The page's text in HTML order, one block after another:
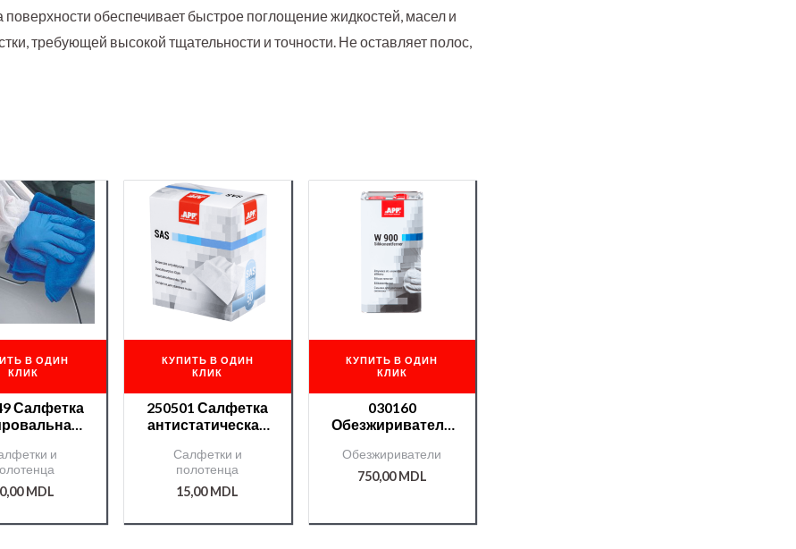
обеспечивает быстрое поглощение жидкостей, масел и
требующей высокой тщательности и точности. Не оставляет полос,
В ОДИН
КЛИК
Салфетка
синяя и
MDL
КУПИТЬ В ОДИН
КЛИК
250501 Салфетка
антистатическая
Салфетки и
полотенца
15,00MDL
КУПИТЬ В ОДИН
КЛИК
030160
Обезжириватель
Обезжириватели
750,00MDL